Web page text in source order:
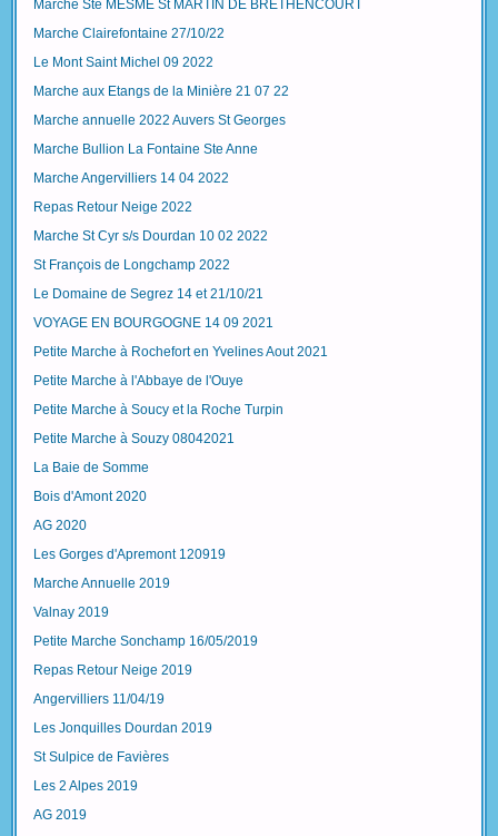
Marche Ste MESME St MARTIN DE BRETHENCOURT
Marche Clairefontaine 27/10/22
Le Mont Saint Michel 09 2022
Marche aux Etangs de la Minière 21 07 22
Marche annuelle 2022 Auvers St Georges
Marche Bullion La Fontaine Ste Anne
Marche Angervilliers 14 04 2022
Repas Retour Neige 2022
Marche St Cyr s/s Dourdan 10 02 2022
St François de Longchamp 2022
Le Domaine de Segrez 14 et 21/10/21
VOYAGE EN BOURGOGNE 14 09 2021
Petite Marche à Rochefort en Yvelines Aout 2021
Petite Marche à l'Abbaye de l'Ouye
Petite Marche à Soucy et la Roche Turpin
Petite Marche à Souzy 08042021
La Baie de Somme
Bois d'Amont 2020
AG 2020
Les Gorges d'Apremont 120919
Marche Annuelle 2019
Valnay 2019
Petite Marche Sonchamp 16/05/2019
Repas Retour Neige 2019
Angervilliers 11/04/19
Les Jonquilles Dourdan 2019
St Sulpice de Favières
Les 2 Alpes 2019
AG 2019